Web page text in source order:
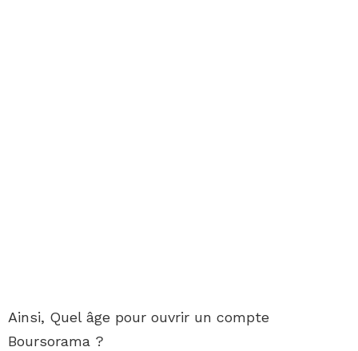
Ainsi, Quel âge pour ouvrir un compte
Boursorama ?